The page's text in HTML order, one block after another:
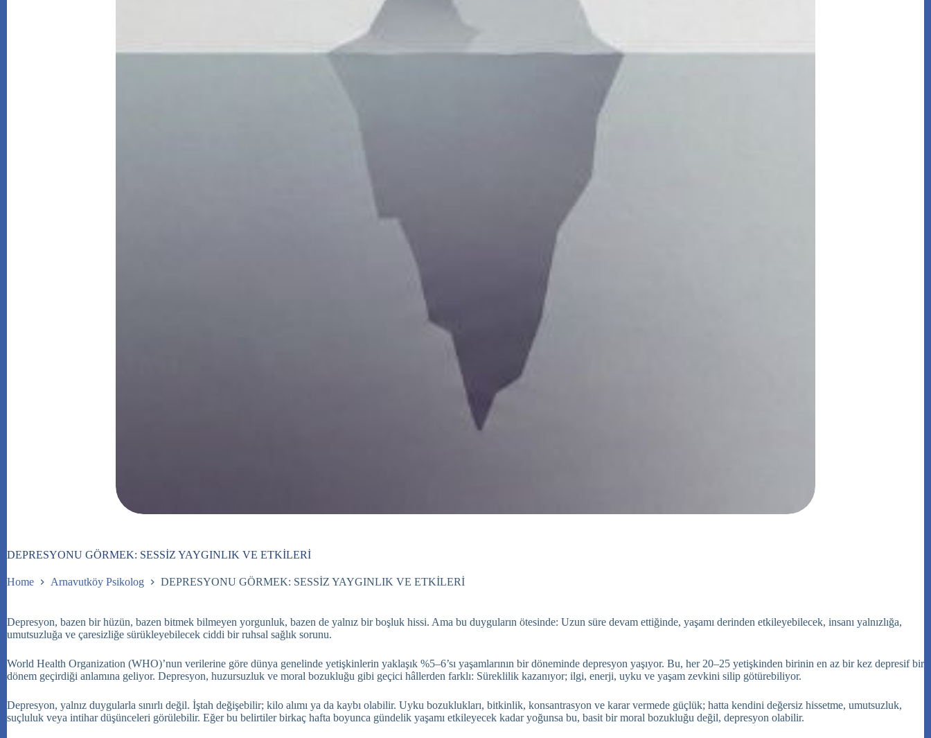
DEPRESYONU GÖRMEK: SESSİZ YAYGINLIK VE ETKİLERİ
Home Arnavutköy Psikolog DEPRESYONU GÖRMEK: SESSİZ YAYGINLIK VE ETKİLERİ
Depresyon, bazen bir hüzün, bazen bitmek bilmeyen yorgunluk, bazen de yalnız bir boşluk hissi. Ama bu duyguların ötesinde: Uzun süre devam ettiğinde, yaşamı derinden etkileyebilecek, insanı yalnızlığa,
umutsuzluğa ve çaresizliğe sürükleyebilecek ciddi bir ruhsal sağlık sorunu.
World Health Organization (WHO)’nun verilerine göre dünya genelinde yetişkinlerin yaklaşık %5–6’sı yaşamlarının bir döneminde depresyon yaşıyor. Bu, her 20–25 yetişkinden birinin en az bir kez depresif bir
dönem geçirdiği anlamına geliyor. Depresyon, huzursuzluk ve moral bozukluğu gibi geçici hâllerden farklı: Süreklilik kazanıyor; ilgi, enerji, uyku ve yaşam zevkini silip götürebiliyor.
Depresyon, yalnız duygularla sınırlı değil. İştah değişebilir; kilo alımı ya da kaybı olabilir. Uyku bozuklukları, bitkinlik, konsantrasyon ve karar vermede güçlük; hatta kendini değersiz hissetme, umutsuzluk,
suçluluk veya intihar düşünceleri görülebilir. Eğer bu belirtiler birkaç hafta boyunca gündelik yaşamı etkileyecek kadar yoğunsa bu, basit bir moral bozukluğu değil, depresyon olabilir.